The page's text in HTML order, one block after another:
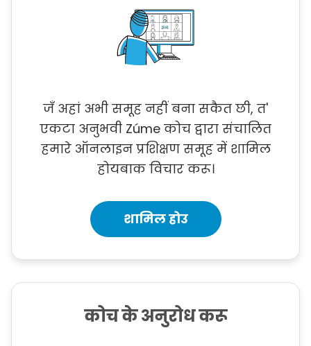
जँ अहां अभी समूह नहीं बना सकैत छी, त'
एकटा अनुभवी Zúme कोच द्वारा संचालित
हमारे ऑनलाइन प्रशिक्षण समूह में शामिल
होयबाक विचार करू।
शामिल होउ
कोच के अनुरोध करू